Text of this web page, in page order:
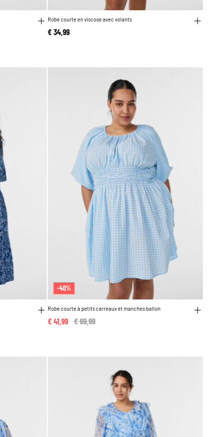
Robe courte en viscose avec volants
€ 34,99
-40%
Robe courte à petits carreaux et manches ballon
Price reduced from
€ 69,99
€ 41,99